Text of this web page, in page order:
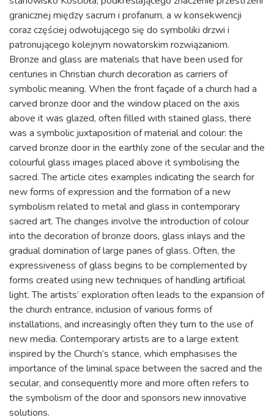
granicznej między sacrum i profanum, a w konsekwencji
coraz częściej odwołującego się do symboliki drzwi i
patronującego kolejnym nowatorskim rozwiązaniom.
Bronze and glass are materials that have been used for
centuries in Christian church decoration as carriers of
symbolic meaning. When the front façade of a church had a
carved bronze door and the window placed on the axis
above it was glazed, often filled with stained glass, there
was a symbolic juxtaposition of material and colour: the
carved bronze door in the earthly zone of the secular and the
colourful glass images placed above it symbolising the
sacred. The article cites examples indicating the search for
new forms of expression and the formation of a new
symbolism related to metal and glass in contemporary
sacred art. The changes involve the introduction of colour
into the decoration of bronze doors, glass inlays and the
gradual domination of large panes of glass. Often, the
expressiveness of glass begins to be complemented by
forms created using new techniques of handling artificial
light. The artists’ exploration often leads to the expansion of
the church entrance, inclusion of various forms of
installations, and increasingly often they turn to the use of
new media. Contemporary artists are to a large extent
inspired by the Church’s stance, which emphasises the
importance of the liminal space between the sacred and the
secular, and consequently more and more often refers to
the symbolism of the door and sponsors new innovative
solutions.